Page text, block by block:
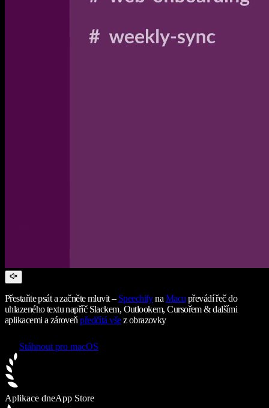
Přestaňte psát a začněte mluvit – Speechifyna Macu převádí řeč do
uhlazeného textu napříč Slackem, Outlookem, Cursořem & dalšími
aplikacemi a zároveňpředčítá všez obrazovky
Stáhnout pro macOS
Aplikace dneApp Store